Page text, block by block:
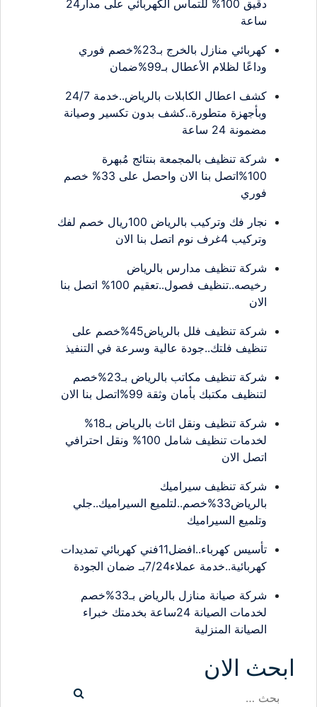
دقيق 100% للتماس الكهربائي على مدار24
ساعة
كهربائي منازل بالخرج بـ23%خصم فوري
وداعًا لظلام الأعطال بـ99%ضمان
كشف اعطال الكابلات بالرياض..خدمة 24/7
وبأجهزة متطورة..كشف بدون تكسير وصيانة
مضمونة 24 ساعة
شركة تنظيف بالمجمعة بنتائج مُبهرة
100%اتصل بنا الان واحصل على 33% خصم
فوري
نجار فك وتركيب بالرياض 100ريال خصم لفك
وتركيب 4غرف نوم اتصل بنا الان
شركة تنظيف مدارس بالرياض
رخيصه..تنظيف فصول..تعقيم 100% اتصل بنا
الان
شركة تنظيف فلل بالرياض45%خصم على
تنظيف فلتك..جودة عالية وسرعة في التنفيذ
شركة تنظيف مكاتب بالرياض بـ23%خصم
لتنظيف مكتبك بأمان وثقة 99%اتصل بنا الان
شركة تنظيف ونقل اثاث بالرياض بـ18%
لخدمات تنظيف شامل 100% ونقل احترافي
اتصل الان
شركة تنظيف سيراميك
بالرياض33%خصم..لتلميع السيراميك..جلي
وتلميع السيراميك
تأسيس كهرباء..افضل11فني كهربائي تمديدات
كهربائية..خدمة عملاء7/24بـ ضمان الجودة
شركة صيانة منازل بالرياض بـ33%خصم
لخدمات الصيانة 24ساعة بخدمتك خبراء
الصيانة المنزلية
ابحث الان
البحث